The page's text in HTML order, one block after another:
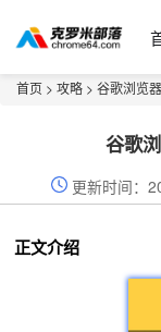
首页 > 攻略 > 谷歌浏览器
谷歌
更新时间：
正文介绍